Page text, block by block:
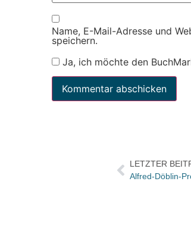
Name, E-Mail-Adresse und
speichern.
Ja, ich möchte den
LETZTER
Alfred-Döblin-